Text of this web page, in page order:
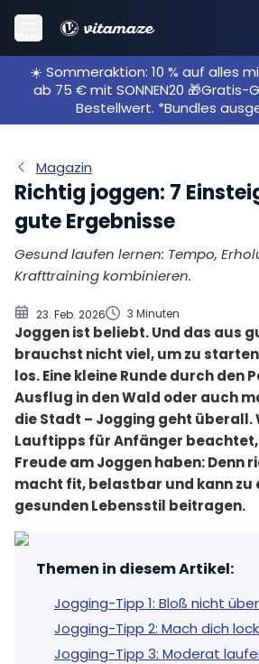
Menü
☀️ Sommeraktion: 10 % auf alles mit
ab 75 € mit SONNEN20 🎁Gratis-
Bestellwert. *Bundles
Magazin
Richtig joggen: 7
gute Ergebnisse
Gesund laufen lernen: Tempo,
Krafttraining kombinieren.
23. Feb. 2026 3 Minuten
Joggen ist beliebt. Und das aus
brauchst nicht viel, um zu
los. Eine kleine Runde durch den
Ausflug in den Wald oder auch
die Stadt – Jogging geht überall.
Lauftipps für Anfänger
Freude am Joggen haben: Denn
macht fit, belastbar und kann zu
gesunden Lebensstil beitragen.
Themen in diesem Artikel:
Jogging-Tipp 1: Bloß nicht
Jogging-Tipp 2: Mach dich
Jogging-Tipp 3: Moderat
Jogging-Tipp 1: Bloß nicht
Jogging-Tipp 2: Mach dich locker
Jogging-Tipp 3: Moderat laufen,
Jogging-Tipp 4: Welche Schuhe
Jogging-Tipp 5: Bleib am Ball
Jogging-Tipp 7: Perfekte
Kraftsport